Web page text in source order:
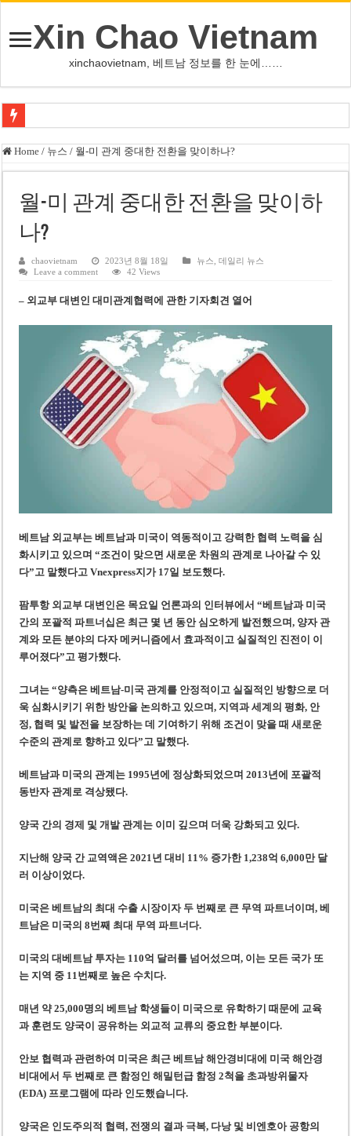
Xin Chao Vietnam
xinchaovietnam, 베트남 정보를 한 눈에……
쩐 타인 먼 베트남 국회의장 “외교 성과, 국가 위상 제고에 크게 기여”
싱가포르 하오마트, 마지막 프리미엄 매장 폐점… 적자·소송 악재 속 사업 축
베트남 은행 분기 순이익 1조 동 시대…비엣콤뱅크 등 5곳 돌파
PNJ, 다이아몬드 밀수 여파에 2분기 적자… 10월 임시 주총 개최
케펠, 투티엠 엠파이어시티 지분 전량 2억7000만 달러에 매각
베트남 MB은행, 2026년 수익 목표 자신…부동산 대출 비율 13% 고수
베트남주식 HAT, 15년 연속 현금 배당…주당 3,000동 지급
‘1,000억 달러 남북고속철 투자’ 호언장담 메콜로르 회장 체포
베트남 세무당국, 납세자 정보 공개 기준·절차 명확화
Home / 뉴스 / 월-미 관계 중대한 전환을 맞이하나?
월-미 관계 중대한 전환을 맞이하
나?
chaovietnam 2023년 8월 18일 뉴스 ,데일리 뉴스
Leave a comment
42 Views
– 외교부 대변인 대미관계협력에 관한 기자회견 열어
베트남 외교부는 베트남과 미국이 역동적이고 강력한 협력 노력을 심
화시키고 있으며 “조건이 맞으면 새로운 차원의 관계로 나아갈 수 있
다”고 말했다고 Vnexpress지가 17일 보도했다.
팜투항 외교부 대변인은 목요일 언론과의 인터뷰에서 “베트남과 미국
간의 포괄적 파트너십은 최근 몇 년 동안 심오하게 발전했으며, 양자 관
계와 모든 분야의 다자 메커니즘에서 효과적이고 실질적인 진전이 이
루어졌다” 고 평가했다.
그녀는 “양측은 베트남-미국 관계를 안정적이고 실질적인 방향으로 더
욱 심화시키기 위한 방안을 논의하고 있으며, 지역과 세계의 평화, 안
정, 협력 및 발전을 보장하는 데 기여하기 위해 조건이 맞을 때 새로운
수준의 관계로 향하고 있다”고 말했다.
베트남과 미국의 관계는 1995년에 정상화되었으며 2013년에 포괄적
동반자 관계로 격상됐다.
양국 간의 경제 및 개발 관계는 이미 깊으며 더욱 강화되고 있다.
지난해 양국 간 교역액은 2021년 대비 11% 증가한 1,238억 6,000만 달
러 이상이었다.
미국은 베트남의 최대 수출 시장이자 두 번째로 큰 무역 파트너이며, 베
트남은 미국의 8번째 최대 무역 파트너다.
미국의 대베트남 투자는 110억 달러를 넘어섰으며, 이는 모든 국가 또
는 지역 중 11번째로 높은 수치다.
매년 약 25,000명의 베트남 학생들이 미국으로 유학하기 때문에 교육
과 훈련도 양국이 공유하는 외교적 교류의 중요한 부분이다.
안보 협력과 관련하여 미국은 최근 베트남 해안경비대에 미국 해안경
비대에서 두 번째로 큰 함정인 해밀턴급 함정 2척을 초과방위물자
(EDA) 프로그램에 따라 인도했습니다.
양국은 인도주의적 협력, 전쟁의 결과 극복, 다낭 및 비엔호아 공항의